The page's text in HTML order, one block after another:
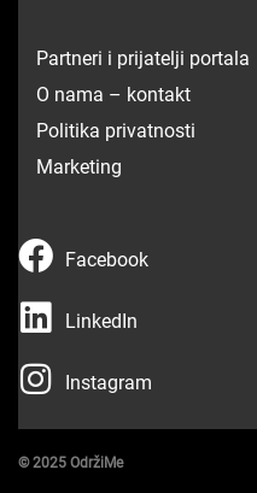
Partneri i prijatelji portala
O nama – kontakt
Politika privatnosti
Marketing
F
a
c
e
b
o
o
Facebook
L
i
n
k
e
LinkedIn
I
s
Instagram
© 2025 OdržiMe